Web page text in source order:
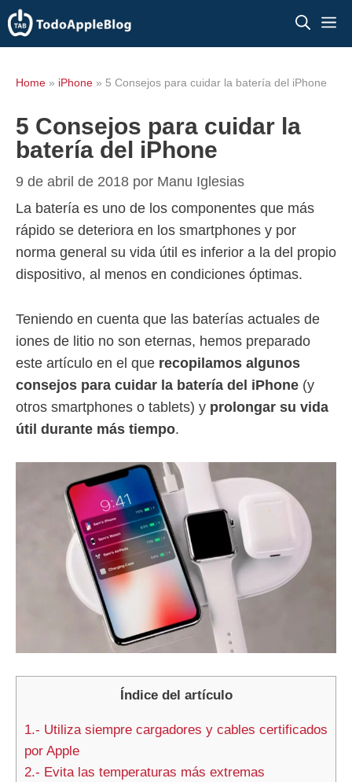
Saltar
al
Home » iPhone » 5 Consejos para cuidar la batería del iPhone
5 Consejos para cuidar la
batería del iPhone
9 de abril de 2018 por Manu Iglesias
La batería es uno de los componentes que más
rápido se deteriora en los smartphones y por
norma general su vida útil es inferior a la del propio
dispositivo, al menos en condiciones óptimas.
Teniendo en cuenta que las baterías actuales de
iones de litio no son eternas, hemos preparado
este artículo en el que recopilamos algunos
consejos para cuidar la batería del iPhone (y
otros smartphones o tablets) y prolongar su vida
útil durante más tiempo.
Índice del artículo
1.- Utiliza siempre cargadores y cables certificados
por Apple
2.- Evita las temperaturas más extremas